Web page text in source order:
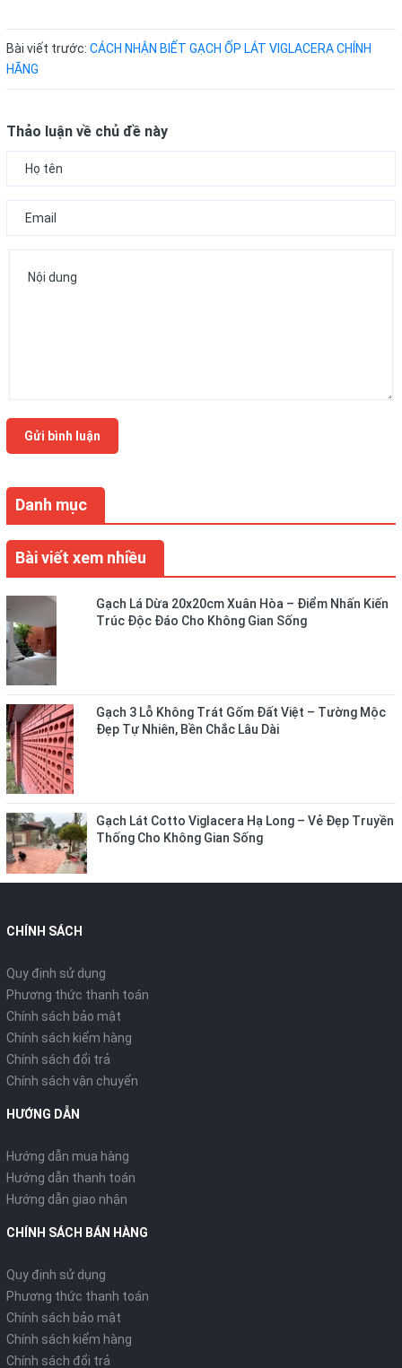
Danh mục
Bài viết xem nhiều
Gạch Lá Dừa 20x20cm Xuân Hòa – Điểm Nhấn Kiến
Trúc Độc Đáo Cho Không Gian Sống
Gạch 3 Lỗ Không Trát Gốm Đất Việt – Tường Mộc
Đẹp Tự Nhiên, Bền Chắc Lâu Dài
Gạch Lát Cotto Viglacera Hạ Long – Vẻ Đẹp Truyền
Thống Cho Không Gian Sống
Bài viết trước: CÁCH NHẬN BIẾT GẠCH ỐP LÁT VIGLACERA CHÍNH
HÃNG
Thảo luận về chủ đề này
Gửi bình luận
CHÍNH SÁCH
Quy định sử dụng
Phương thức thanh toán
Chính sách bảo mật
Chính sách kiểm hàng
Chính sách đổi trả
Chính sách vận chuyển
HƯỚNG DẪN
Hướng dẫn mua hàng
Hướng dẫn thanh toán
Hướng dẫn giao nhận
CHÍNH SÁCH BÁN HÀNG
Quy định sử dụng
Phương thức thanh toán
Chính sách bảo mật
Chính sách kiểm hàng
Chính sách đổi trả